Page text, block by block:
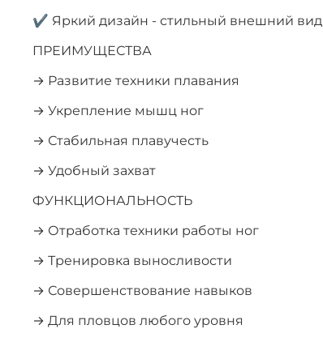
✔ Яркий дизайн - стильный внешний вид
ПРЕИМУЩЕСТВА
→ Развитие техники плавания
→ Укрепление мышц ног
→ Стабильная плавучесть
→ Удобный захват
ФУНКЦИОНАЛЬНОСТЬ
→ Отработка техники работы ног
→ Тренировка выносливости
→ Совершенствование навыков
→ Для пловцов любого уровня